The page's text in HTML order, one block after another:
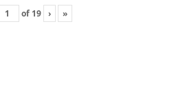
of 19 › »